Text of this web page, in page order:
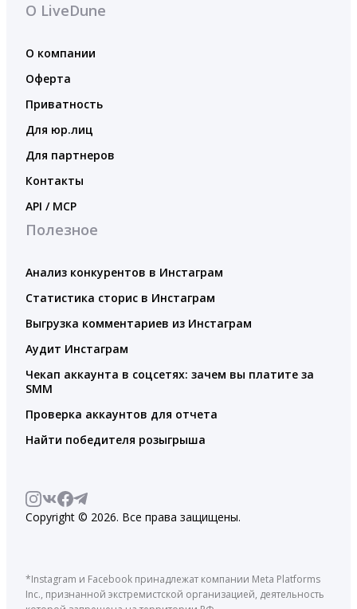
О LiveDune
О компании
Оферта
Приватность
Для юр.лиц
Для партнеров
Контакты
API / MCP
Полезное
Анализ конкурентов в Инстаграм
Статистика сторис в Инстаграм
Выгрузка комментариев из Инстаграм
Аудит Инстаграм
Чекап аккаунта в соцсетях: зачем вы платите за
SMM
Проверка аккаунтов для отчета
Найти победителя розыгрыша
Copyright © 2026. Все права защищены.
*Instagram и Facebook принадлежат компании Meta Platforms
Inc., признанной экстремистской организацией, деятельность